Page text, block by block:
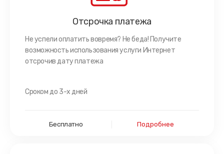
Отсрочка платежа
Не успели оплатить вовремя? Не беда! Получите
возможность использования услуги Интернет
отсрочив дату платежа
Сроком до 3-х дней
Бесплатно Подробнее